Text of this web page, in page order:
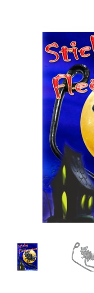
Kapselfüllware
Katalog & Preisliste
Anfragen-Korb